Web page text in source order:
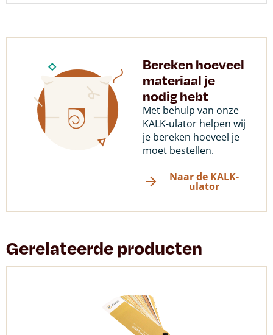
Bereken hoeveel
materiaal je
nodig hebt
Met behulp van onze
KALK-ulator helpen wij
je bereken hoeveel je
moet bestellen.
Naar de KALK-
ulator
Gerelateerde producten